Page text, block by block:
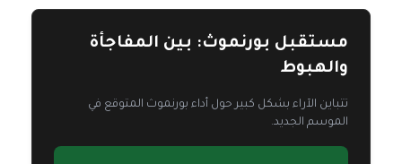
مستقبل بورنموث: بين المفاجأة
والهبوط
تتباين الآراء بشكل كبير حول أداء بورنموث المتوقع في
الموسم الجديد.